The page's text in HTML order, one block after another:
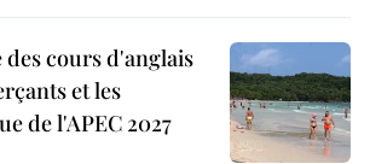
cours d'anglais
et les
de l'APEC 2027